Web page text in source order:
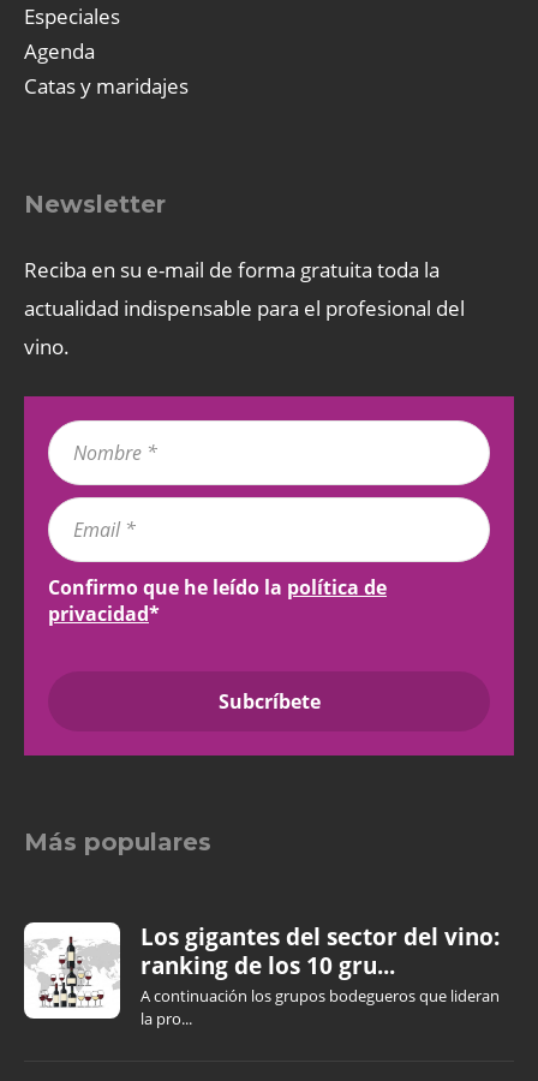
Especiales
Agenda
Catas y maridajes
Newsletter
Reciba en su e-mail de forma gratuita toda la
actualidad indispensable para el profesional del
vino.
Confirmo que he leído la política de
privacidad*
Más populares
Los gigantes del sector del vino:
ranking de los 10 gru...
A continuación los grupos bodegueros que lideran
la pro...